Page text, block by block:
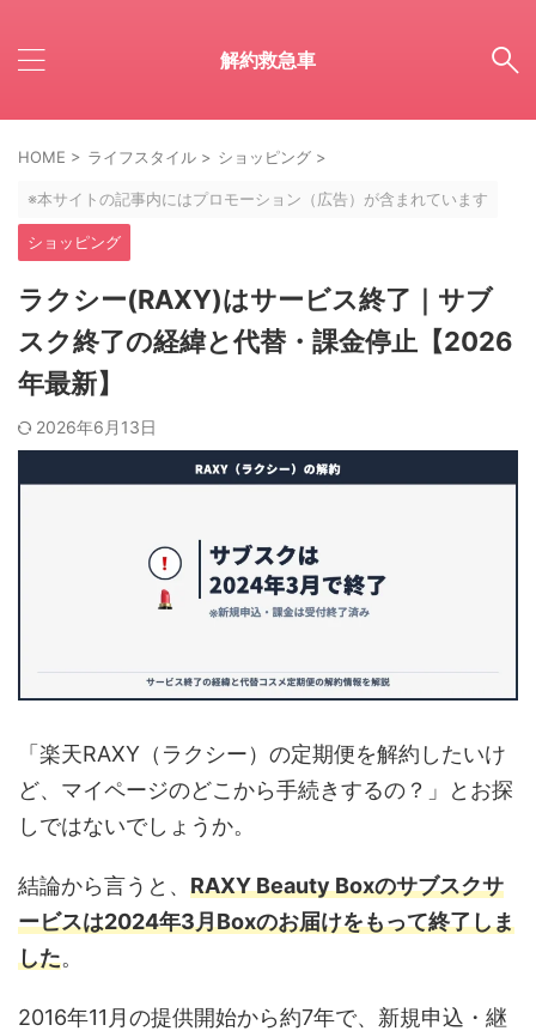
解約救急車
HOME > ライフスタイル > ショッピング >
※本サイトの記事内にはプロモーション（広告）が含まれています
ショッピング
ラクシー(RAXY)はサービス終了｜サブ
スク終了の経緯と代替・課金停止【2026
年最新】
2026年6月13日
「楽天RAXY（ラクシー）の定期便を解約したいけ
ど、マイページのどこから手続きするの？」とお探
しではないでしょうか。
結論から言うと、 RAXY Beauty Boxのサブスクサ
ービスは2024年3月Boxのお届けをもって終了しま
した。
2016年11月の提供開始から約7年で、新規申込・継